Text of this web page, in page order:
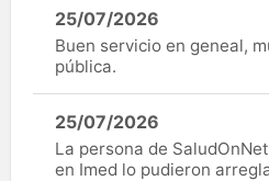
25/07/2026
Buen servicio en geneal,
pública.
25/07/2026
La persona de
en Imed lo pudieron